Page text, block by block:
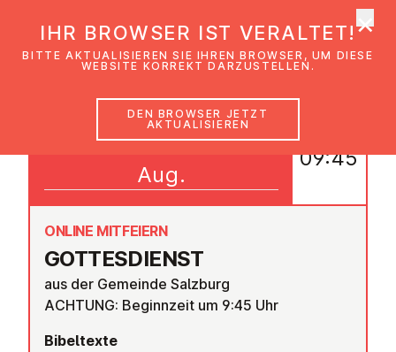
GOT­TES­DIENST
ONLINE MITFEIERN
aus der Gemeinde Salzburg
ACHTUNG: Beginnzeit um 9:45 Uhr
Bibeltexte
02
Aug.
09:45
IHR BROWSER IST VERALTET!
BITTE AKTUALISIEREN SIE IHREN BROWSER, UM DIESE
WEBSITE KORREKT DARZUSTELLEN.
DEN BROWSER JETZT
AKTUALISIEREN
×